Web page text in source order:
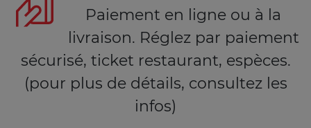
Paiement en ligne ou à la
livraison. Réglez par paiement
sécurisé, ticket restaurant, espèces.
(pour plus de détails, consultez les
infos)